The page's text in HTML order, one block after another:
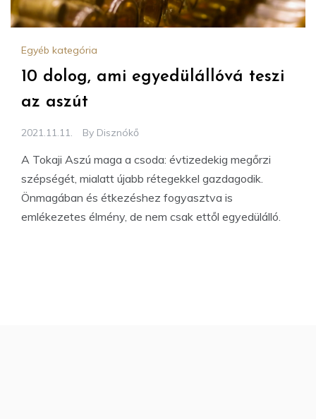
Egyéb kategória
10 dolog, ami egyedülállóvá teszi
az aszút
2021.11.11. By Disznókő
A Tokaji Aszú maga a csoda: évtizedekig megőrzi
szépségét, mialatt újabb rétegekkel gazdagodik.
Önmagában és étkezéshez fogyasztva is
emlékezetes élmény, de nem csak ettől egyedülálló.